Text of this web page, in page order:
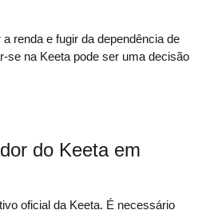
renda e fugir da dependência de
se na Keeta pode ser uma decisão
do Keeta em
oficial da Keeta. É necessário